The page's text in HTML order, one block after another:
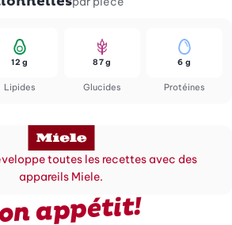
Lipides
12 g
Glucides
87 g
Protéines
6 g
toutes les recettes avec des
appareils Miele.
appétit!